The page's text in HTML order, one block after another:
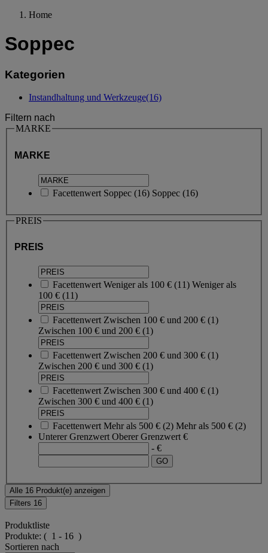
Home
Soppec
Kategorien
Instandhaltung und Werkzeuge(16)
Filtern nach
MARKE
MARKE
Facettenwert Soppec (16) Soppec (16)
PREIS
PREIS
Facettenwert Weniger als 100 € (11) Weniger als
100 € (11)
Facettenwert Zwischen 100 € und 200 € (1)
Zwischen 100 € und 200 € (1)
Facettenwert Zwischen 200 € und 300 € (1)
Zwischen 200 € und 300 € (1)
Facettenwert Zwischen 300 € und 400 € (1)
Zwischen 300 € und 400 € (1)
Facettenwert Mehr als 500 € (2) Mehr als 500 € (2)
Unterer Grenzwert Oberer Grenzwert €
- €
Alle 16 Produkt(e) anzeigen
Filters 16
Produktliste
Produkte: ( 1 - 16 )
Sortieren nach